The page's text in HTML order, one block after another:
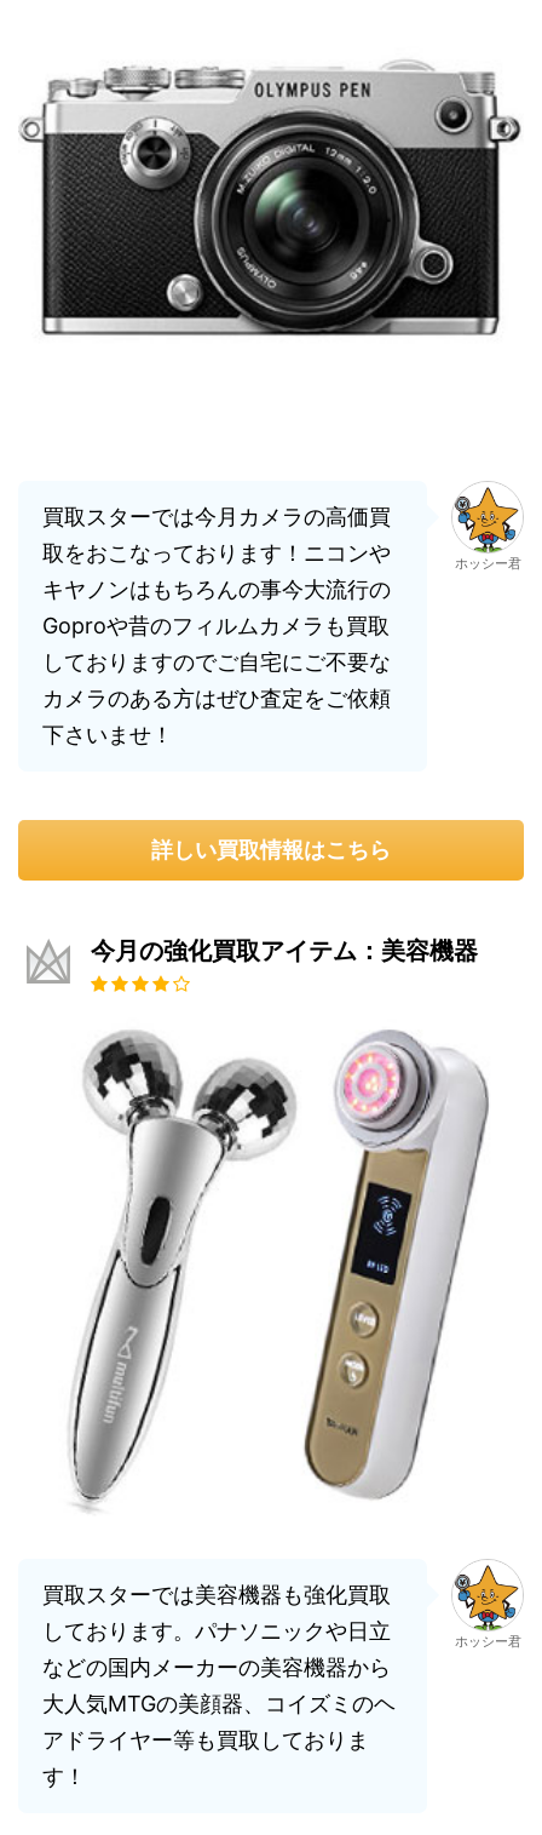
買取スターでは今月カメラの高価買
取をおこなっております！ニコンや
キヤノンはもちろんの事今大流行の
Goproや昔のフィルムカメラも買取
しておりますのでご自宅にご不要な
カメラのある方はぜひ査定をご依頼
下さいませ！
ホッシー君
詳しい買取情報はこちら
今月の強化買取アイテム：美容機器
買取スターでは美容機器も強化買取
しております。パナソニックや日立
などの国内メーカーの美容機器から
大人気MTGの美顔器、コイズミのヘ
アドライヤー等も買取しておりま
す！
ホッシー君